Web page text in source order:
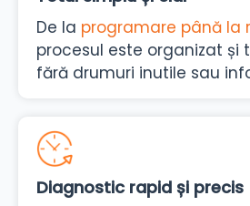
De la programare până la
procesul este organizat și
fără drumuri inutile sau
Diagnostic rapid și precis